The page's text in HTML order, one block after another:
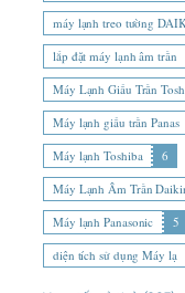
máy lạnh treo tường
lắp đặt máy lạnh âm trần
Máy Lạnh Giấu Trần
Máy lạnh giấu trần Panas
Máy lạnh Toshiba
6
Máy Lạnh Âm Trần
Máy lạnh Panasonic
5
diện tích sử dụng Máy lạ